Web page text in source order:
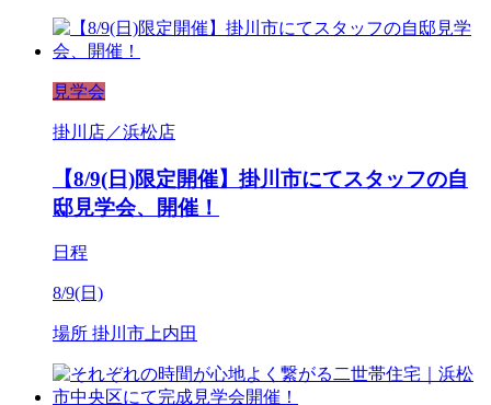
見学会
掛川店／浜松店
【8/9(日)限定開催】掛川市にてスタッフの自
邸見学会、開催！
日程
8/9(日)
場所 掛川市上内田